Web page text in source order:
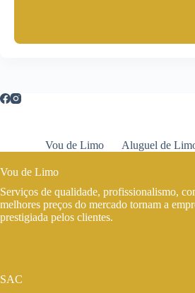
Vou de Limo Aluguel de
Vou de Limo
Serviços de qualidade, profissionalismo,
melhores preços do mercado tornam a
prestigiada pelos clientes.
SAC